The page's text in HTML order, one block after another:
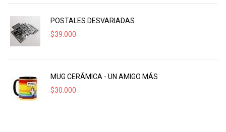
POSTALES DESVARIADAS
$39.000
MUG CERÁMICA - UN AMIGO MÁS
$30.000